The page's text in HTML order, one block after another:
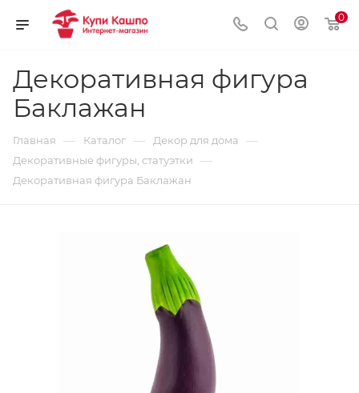
0
Декоративная фигура
Баклажан
Главная — Каталог — Декор для дома —
Декоративные фигуры, статуэтки —
Декоративная фигура Баклажан